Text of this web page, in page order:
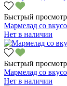
Быстрый просмотр
Мармелад со
Нет в наличии
Быстрый просмотр
Мармелад со
Нет в наличии